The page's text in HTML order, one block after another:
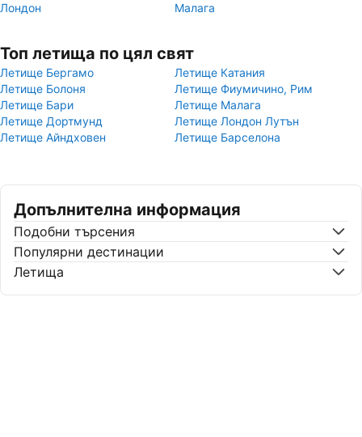
Лондон
Малага
Топ летища по цял свят
Летище Бергамо
Летище Катания
Летище Болоня
Летище Фиумичино, Рим
Летище Бари
Летище Малага
Летище Дортмунд
Летище Лондон Лутън
Летище Айндховен
Летище Барселона
Допълнителна информация
Подобни търсения
Популярни дестинации
Летища